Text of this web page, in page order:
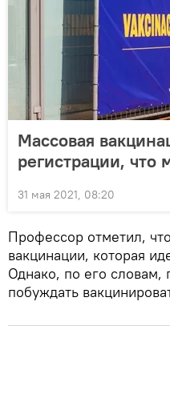
Массовая
регистрации, что
31 мая 2021, 08:20
Профессор отметил,
вакцинации, которая
Однако, по его
побуждать